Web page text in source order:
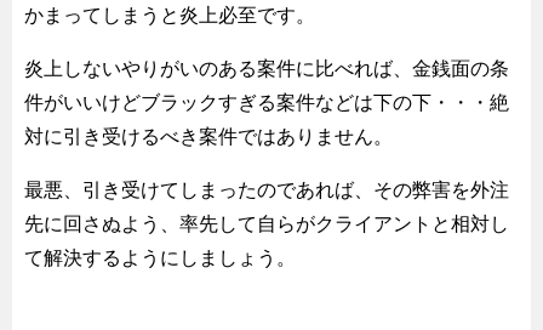
かまってしまうと炎上必至です。
炎上しないやりがいのある案件に比べれば、金銭面の条
件がいいけどブラックすぎる案件などは下の下・・・絶
対に引き受けるべき案件ではありません。
最悪、引き受けてしまったのであれば、その弊害を外注
先に回さぬよう、率先して自らがクライアントと相対し
て解決するようにしましょう。